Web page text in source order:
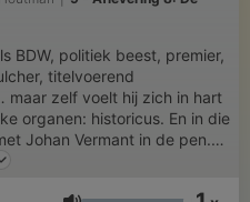
BDW, politiek beest, premier,
titelvoerend
zelf voelt hij zich in hart
organen: historicus. En in die
Johan Vermant in de pen.
van Antwerpen’